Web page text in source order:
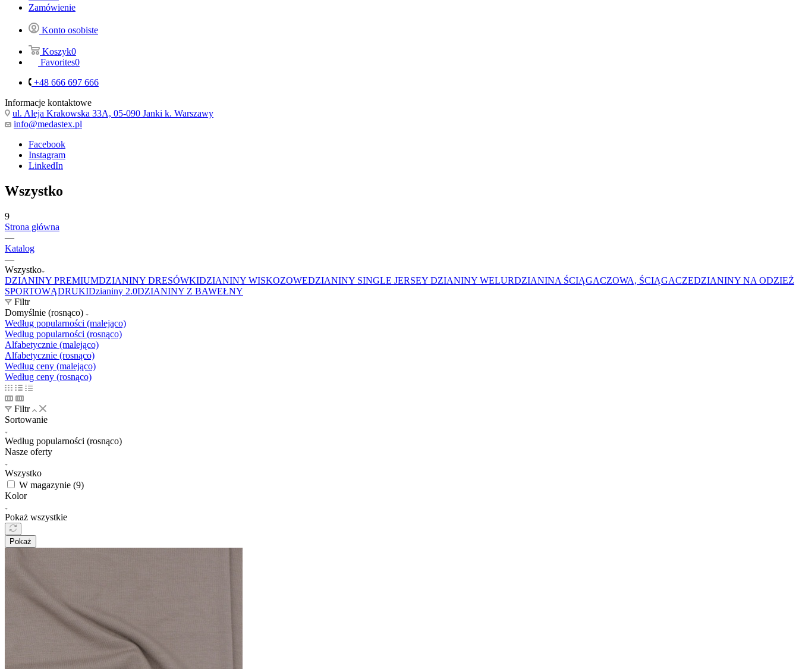
Zamówienie
Konto osobiste
Koszyk0
Favorites0
+48 666 697 666
Informacje kontaktowe
ul. Aleja Krakowska 33A, 05-090 Janki k. Warszawy
info@medastex.pl
Facebook
Instagram
LinkedIn
Wszystko
9
Strona główna
—
Katalog
—
Wszystko
DZIANINY PREMIUMDZIANINY DRESÓWKIDZIANINY WISKOZOWEDZIANINY SINGLE JERSEY DZIANINY WELURDZIANINA ŚCIĄGACZOWA, ŚCIĄGACZEDZIANINY NA ODZIEŻ
SPORTOWĄDRUKIDzianiny 2.0DZIANINY Z BAWEŁNY
Filtr
Domyślnie (rosnąco)
Według popularności (malejąco)
Według popularności (rosnąco)
Alfabetycznie (malejąco)
Alfabetycznie (rosnąco)
Według ceny (malejąco)
Według ceny (rosnąco)
Filtr
Sortowanie
Według popularności (rosnąco)
Nasze oferty
Wszystko
W magazynie (9)
Kolor
Pokaż wszystkie
Pokaż